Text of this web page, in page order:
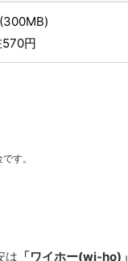
(300MB)
円
す。
は 「ワイホー(wi-ho)」